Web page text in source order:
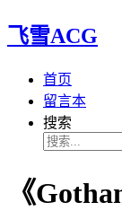
飞雪ACG
首页
留言本
搜索
《